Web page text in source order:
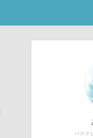
バスケ